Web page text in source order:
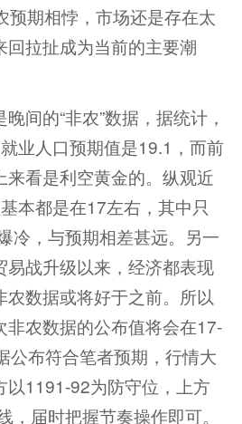
预期相悖，市场还是存在太
回拉扯成为当前的主要潮
的“非农”数据，据统计，
业人口预期值是19.1，而前
看是利空黄金的。纵观近
本都是在17左右，其中只
冷，与预期相差甚远。另一
易战升级以来，经济都表现
农数据或将好于之前。所以
非农数据的公布值将会在17-
公布符合笔者预期，行情大
以1191-92为防守位，上方
，届时把握节奏操作即可。